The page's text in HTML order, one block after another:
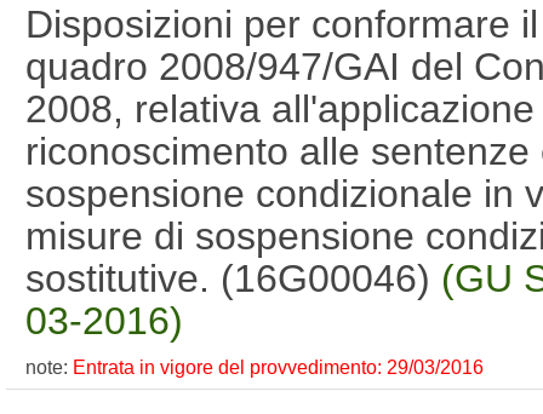
Disposizioni per conformare
quadro 2008/947/GAI del
2008, relativa
riconoscimento alle
sospensione condizionale in
misure di sospensione
sostitutive. (16G00046) (GU
03-2016)
note: Entrata in vigore del provvedimento: 29/03/2016